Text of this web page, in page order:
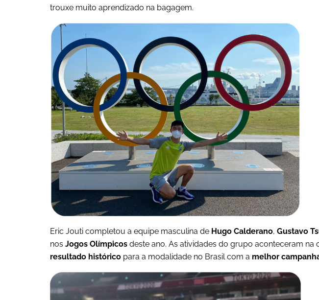
trouxe muito aprendizado na bagagem.
Eric Jouti completou a equipe masculina de Hugo Calderano, Gustavo
nos Jogos Olímpicos deste ano. As atividades do grupo aconteceram na
resultado histórico para a modalidade no Brasil com a melhor